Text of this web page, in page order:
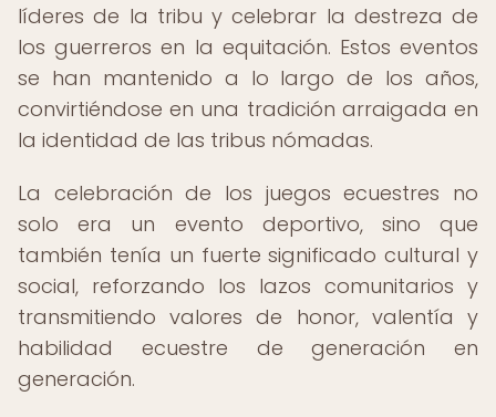
líderes de la tribu y celebrar la destreza de
los guerreros en la equitación. Estos eventos
se han mantenido a lo largo de los años,
convirtiéndose en una tradición arraigada en
la identidad de las tribus nómadas.
La celebración de los juegos ecuestres no
solo era un evento deportivo, sino que
también tenía un fuerte significado cultural y
social, reforzando los lazos comunitarios y
transmitiendo valores de honor, valentía y
habilidad ecuestre de generación en
generación.